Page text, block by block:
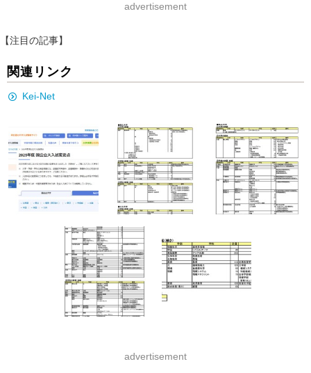
advertisement
【注目の記事】
関連リンク
Kei-Net
advertisement